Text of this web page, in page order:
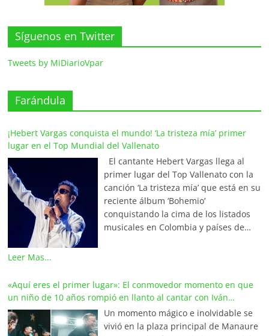
Síguenos en Twitter
Tweets by MiDiarioVpar
Farándula
¡Hebert Vargas conquista el mundo! ‘La tristeza mía’ primer
lugar en el Top Mundial del Vallenato
El cantante Hebert Vargas llega al
primer lugar del Top Vallenato con la
canción ‘La tristeza mía’ que está en su
reciente álbum ‘Bohemio’
conquistando la cima de los listados
musicales en Colombia y países de
lugar de La Red Mundial de Vallenato,
una prestigiosa alianza internacional
que integra a los locutores,
periodistas y programadores más
destacados de Colombia, Venezuela,
Leer Mas...
«Aquí eres el primer lugar»: El conmovedor momento en que
un niño de 10 años rompió en llanto al cantar con Iván
Villazón
Un momento mágico e inolvidable se
vivió en la plaza principal de Manaure